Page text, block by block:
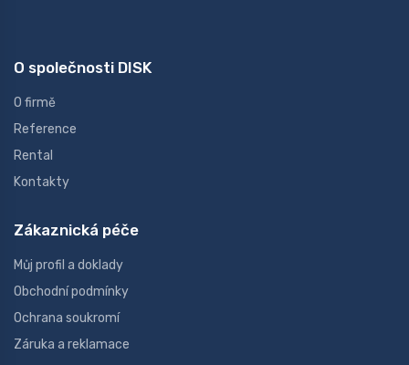
O společnosti DISK
O firmě
Reference
Rental
Kontakty
Zákaznická péče
Můj profil a doklady
Obchodní podmínky
Ochrana soukromí
Záruka a reklamace